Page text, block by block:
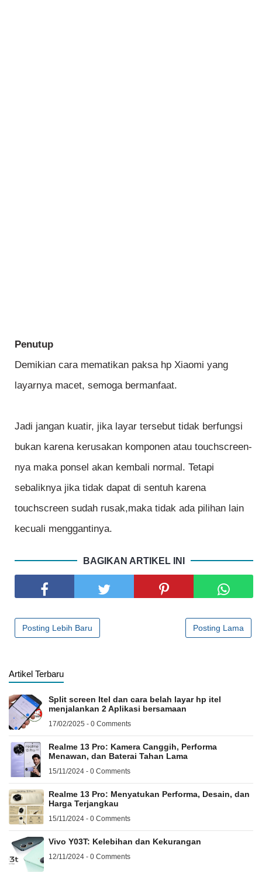
Penutup
Demikian cara mematikan paksa hp Xiaomi yang
layarnya macet, semoga bermanfaat.
Jadi jangan kuatir, jika layar tersebut tidak berfungsi
bukan karena kerusakan komponen atau touchscreen-
nya maka ponsel akan kembali normal. Tetapi
sebaliknya jika tidak dapat di sentuh karena
touchscreen sudah rusak,maka tidak ada pilihan lain
kecuali menggantinya.
BAGIKAN ARTIKEL INI
Posting Lebih Baru Posting Lama
Artikel Terbaru
Split screen Itel dan cara belah layar hp itel
menjalankan 2 Aplikasi bersamaan
17/02/2025 - 0 Comments
Realme 13 Pro: Kamera Canggih, Performa
Menawan, dan Baterai Tahan Lama
15/11/2024 - 0 Comments
Realme 13 Pro: Menyatukan Performa, Desain, dan
Harga Terjangkau
15/11/2024 - 0 Comments
Vivo Y03T: Kelebihan dan Kekurangan
12/11/2024 - 0 Comments